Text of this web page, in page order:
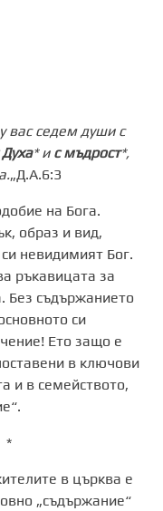
вас седем души с
Духа* ис мъдрост*,
„Д.А.6:3
на Бога.
образ и вид,
невидимият Бог.
ръкавицата за
Без съдържанието
си
Ето защо е
в ключови
и в семейството,
в църква е
„съдържание“